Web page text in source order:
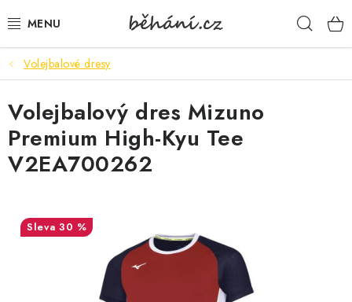
na
BOTY PÁNSKÉ
BOTY DÁMSKÉ
PÁNSKÉ OBLEČENÍ
DOPLŇKY
DÁRKOVÉ POUKAZY
Volejbalové dresy
Volejbalový dres Mizuno
Premium High-Kyu Tee
V2EA700262
30 %